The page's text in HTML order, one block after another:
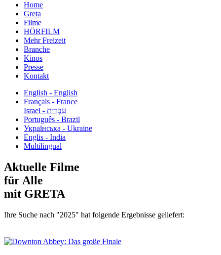
Home
Greta
Filme
HÖRFILM
Mehr Freizeit
Branche
Kinos
Presse
Kontakt
English - English
Français - France
עִבְרִית - Israel
Português - Brazil
Українська - Ukraine
Englis - India
Multilingual
Aktuelle Filme
für Alle
mit GRETA
Ihre Suche nach "2025" hat folgende Ergebnisse geliefert: